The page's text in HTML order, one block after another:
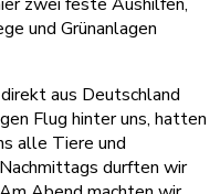
und Grünanlagen
aus Deutschland
Flug hinter uns, hatten
alle Tiere und
durften wir